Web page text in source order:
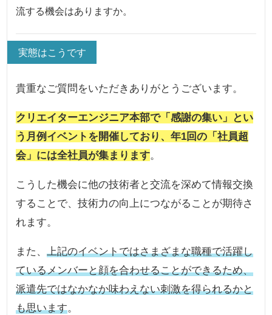
流する機会はありますか。
実態はこうです
貴重なご質問をいただきありがとうございます。
クリエイターエンジニア本部で「感謝の集い」とい
う月例イベントを開催しており、年1回の「社員超
会」には全社員が集まります。
こうした機会に他の技術者と交流を深めて情報交換
することで、技術力の向上につながることが期待さ
れます。
また、上記のイベントではさまざまな職種で活躍し
ているメンバーと顔を合わせることができるため、
派遣先ではなかなか味わえない刺激を得られるかと
も思います。